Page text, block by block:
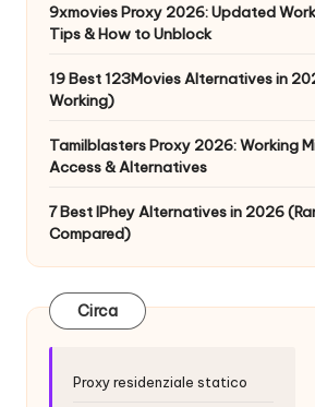
ui
a
9xmovies Proxy 2026: Updated
Tips & How to Unblock
19 Best 123Movies Alternatives in
Working)
Tamilblasters Proxy 2026: Working
Access & Alternatives
7 Best IPhey Alternatives in 2026
Compared)
Circa
Proxy residenziale statico